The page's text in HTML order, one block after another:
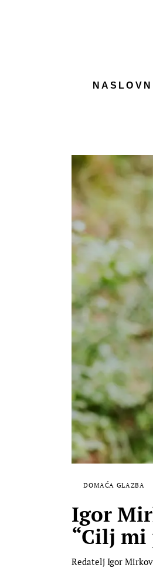
DOMAĆA GLAZBA
Igor
“Cilj
Redatelj Igor